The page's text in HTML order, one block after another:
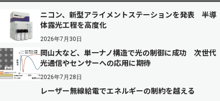
ニコン、新型アライメントステーションを発表 半導
体露光工程を高度化
2026年7月30日
岡山大など、単一ナノ構造で光の制御に成功 次世代
光通信やセンサーへの応用に期待
2026年7月28日
レーザー無線給電でエネルギーの制約を越える